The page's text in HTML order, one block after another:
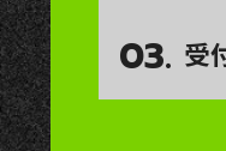
03. 受